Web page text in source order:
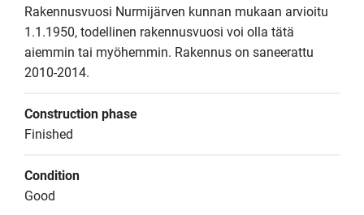
Rakennusvuosi Nurmijärven kunnan mukaan arvioitu
1.1.1950, todellinen rakennusvuosi voi olla tätä
aiemmin tai myöhemmin. Rakennus on saneerattu
2010-2014.
Construction phase
Finished
Condition
Good